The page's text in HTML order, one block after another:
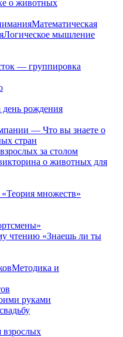
о животных
Математическая
Логическое мышление
— группировка
день рождения
— Что вы знаете о
стран
за столом
о животных для
множеств»
чтению «Знаешь ли ты
Методика и
руками
взрослых